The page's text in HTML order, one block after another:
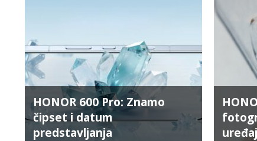
HONOR 600 Pro: Znamo
čipset i datum
predstavljanja